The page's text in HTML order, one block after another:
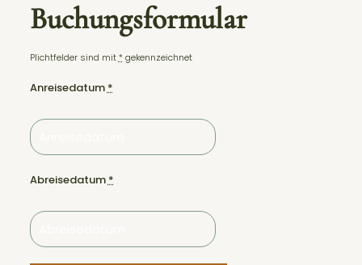
Buchungsformular
Plichtfelder sind mit * gekennzeichnet
Anreisedatum*
Abreisedatum*